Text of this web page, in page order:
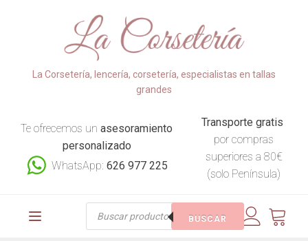
La Corsetería, lencería, corsetería, especialistas en tallas
grandes
Te ofrecemos unasesoramiento
personalizado
WhatsApp:626 977 225
Transporte gratis
por compras
superiores a 80€
(solo Península)
Búsqueda
BUSCAR